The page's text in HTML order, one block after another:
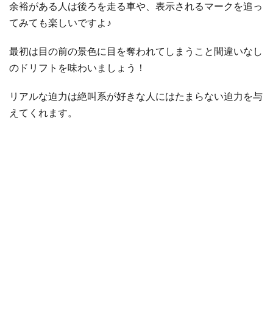
余裕がある人は後ろを走る車や、表示されるマークを追っ
てみても楽しいですよ♪
最初は目の前の景色に目を奪われてしまうこと間違いなし
のドリフトを味わいましょう！
リアルな迫力は絶叫系が好きな人にはたまらない迫力を与
えてくれます。